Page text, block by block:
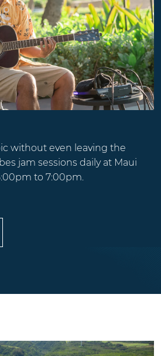
without even leaving the
jam sessions daily at Maui
to 7:00pm.